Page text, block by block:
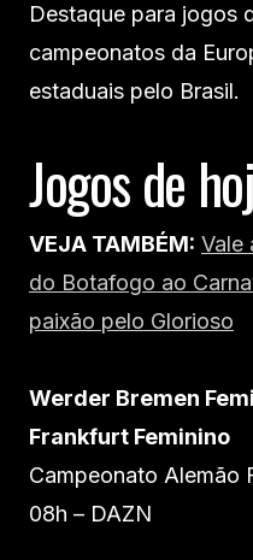
Destaque para jogos
campeonatos da
estaduais pelo Brasil.
Jogos de
VEJA TAMBÉM: Vale
do Botafogo ao
paixão pelo Glorioso
Werder Bremen
Frankfurt Feminino
Campeonato Alemão
08h – DAZN